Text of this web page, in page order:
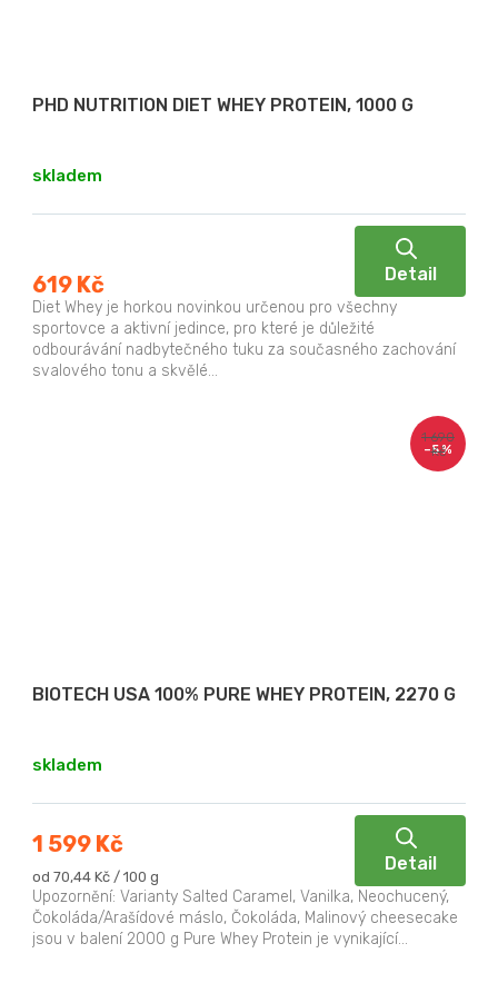
PHD NUTRITION DIET WHEY PROTEIN, 1000 G
skladem
619 Kč Detail
Diet Whey je horkou novinkou určenou pro všechny
sportovce a aktivní jedince, pro které je důležité
odbourávání nadbytečného tuku za současného zachování
svalového tonu a skvělé...
1 690
Kč
–5 %
BIOTECH USA 100% PURE WHEY PROTEIN, 2270 G
skladem
1 599 Kč
Měrná
cena:
od 70,44 Kč / 100 g
Detail
Upozornění: Varianty Salted Caramel, Vanilka, Neochucený,
Čokoláda/Arašídové máslo, Čokoláda, Malinový cheesecake
jsou v balení 2000 g Pure Whey Protein je vynikající...